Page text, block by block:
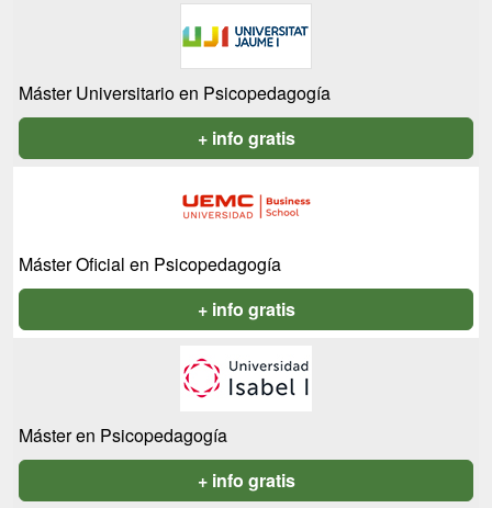
Máster Universitario en Psicopedagogía
+ info gratis
Máster Oficial en Psicopedagogía
+ info gratis
Máster en Psicopedagogía
+ info gratis